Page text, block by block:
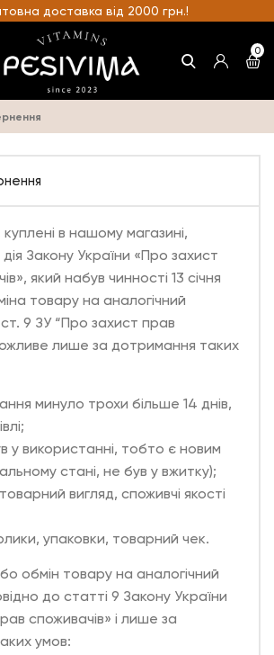
доставка від 2000 грн.!
0
в нашому магазині,
Закону України «Про захист
який набув чинності 13 січня
товару на аналогічний
9 ЗУ “Про захист прав
лише за дотримання таких
минуло трохи більше 14 днів,
у використанні, тобто є новим
стані, не був у вжитку);
вигляд, споживчі якості
упаковки, товарний чек.
обмін товару на аналогічний
до статті 9 Закону України
споживачів» і лише за
умов: